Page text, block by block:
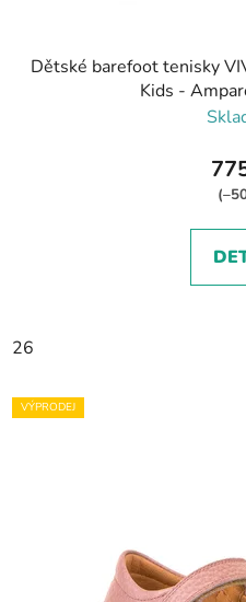
Dětské barefoot tenisky
Kids -
26
VÝPRODEJ